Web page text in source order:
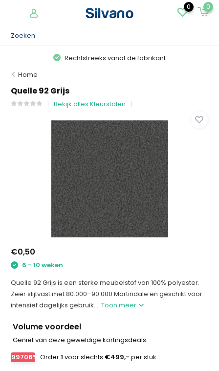
0 0
Rechtstreeks vanaf de fabrikant
Home
Quelle 92 Grijs
Bekijk alles Kleurstalen
€0,50
6 - 10 weken
Quelle 92 Grijs is een sterke meubelstof van 100% polyester.
Zeer slijtvast met 80.000–90.000 Martindale en geschikt voor
intensief dagelijks gebruik....Toon meer
Volume voordeel
Geniet van deze geweldige kortingsdeals
-99706% Order1 voor slechts €499,- per stuk